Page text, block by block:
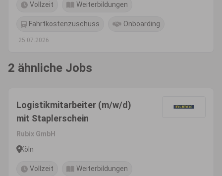
Vollzeit Weiterbildungen
Fahrtkostenzuschuss Onboarding
25.07.2026
2 ähnliche Jobs
Logistikmitarbeiter (m/w/d)
mit Staplerschein
Rubix GmbH
Köln
Vollzeit Weiterbildungen